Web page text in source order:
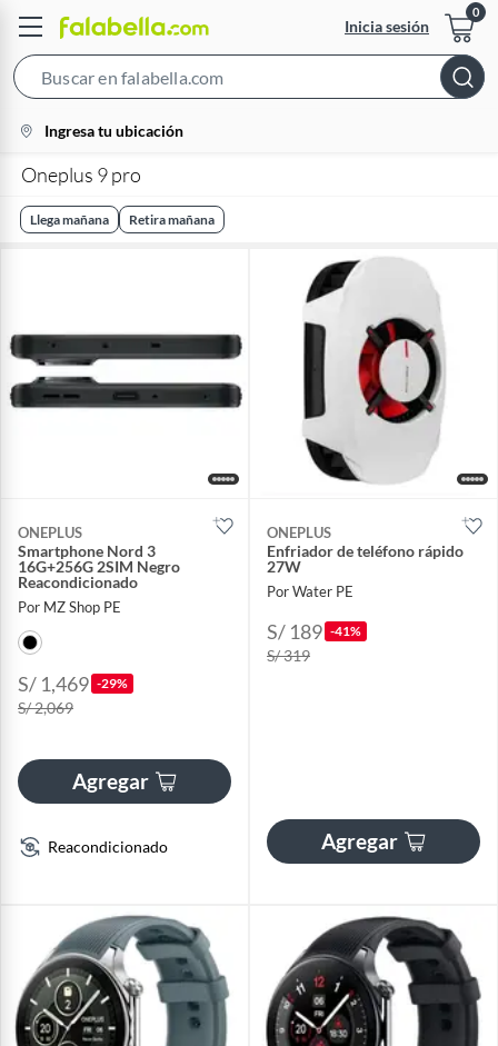
Inicia sesión
Bar
location-
icon
Ingresa tu ubicación
Oneplus 9 pro
Llega mañana Retira mañana
ONEPLUS
Smartphone Nord 3
16G+256G 2SIM Negro
Reacondicionado
Por MZ Shop PE
S/ 1,469 -29%
S/ 2,069
Agregar
Reacondicionado
ONEPLUS
Enfriador de teléfono rápido
27W
Por Water PE
S/ 189 -41%
S/ 319
Agregar